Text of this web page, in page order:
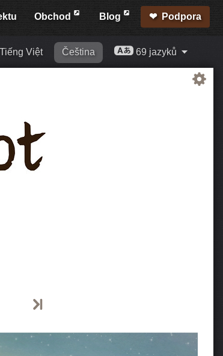
Obchod Blog Podpora
Tiếng Việt Čeština 69 jazyků